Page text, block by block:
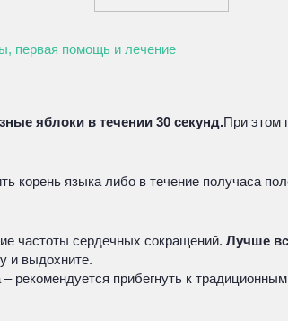
первая помощь и лечение
яблоки в течении 30 секунд.При этом
корень языка либо в течение получаса
частоты сердечных сокращений. Лучше
и выдохните.
прибегнуть к